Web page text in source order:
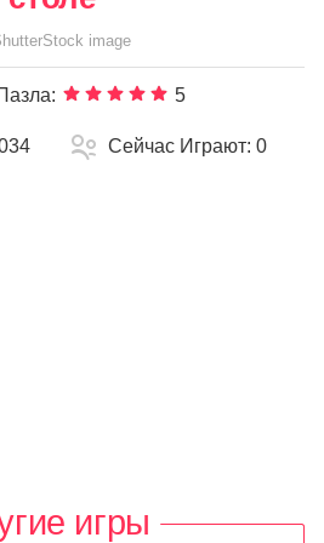
image
5
Сейчас Играют: 0
игры